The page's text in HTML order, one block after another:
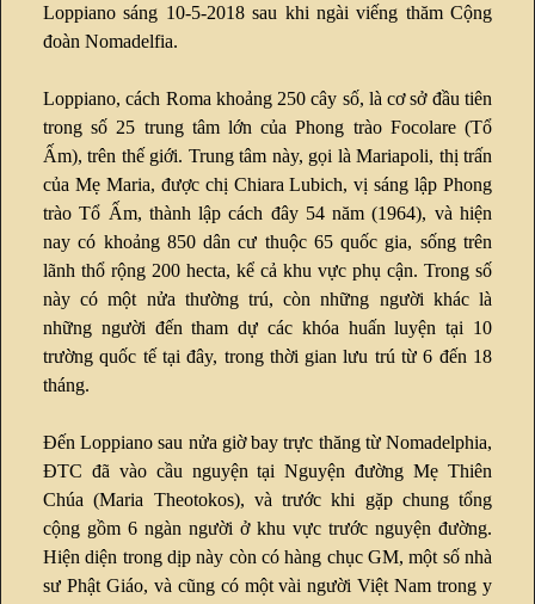
Loppiano sáng 10-5-2018 sau khi ngài viếng thăm Cộng
đoàn Nomadelfia.
Loppiano, cách Roma khoảng 250 cây số, là cơ sở đầu tiên
trong số 25 trung tâm lớn của Phong trào Focolare (Tổ
Ấm), trên thế giới. Trung tâm này, gọi là Mariapoli, thị trấn
của Mẹ Maria, được chị Chiara Lubich, vị sáng lập Phong
trào Tổ Ấm, thành lập cách đây 54 năm (1964), và hiện
nay có khoảng 850 dân cư thuộc 65 quốc gia, sống trên
lãnh thổ rộng 200 hecta, kể cả khu vực phụ cận. Trong số
này có một nửa thường trú, còn những người khác là
những người đến tham dự các khóa huấn luyện tại 10
trường quốc tế tại đây, trong thời gian lưu trú từ 6 đến 18
tháng.
Đến Loppiano sau nửa giờ bay trực thăng từ Nomadelphia,
ĐTC đã vào cầu nguyện tại Nguyện đường Mẹ Thiên
Chúa (Maria Theotokos), và trước khi gặp chung tổng
cộng gồm 6 ngàn người ở khu vực trước nguyện đường.
Hiện diện trong dịp này còn có hàng chục GM, một số nhà
sư Phật Giáo, và cũng có một vài người Việt Nam trong y